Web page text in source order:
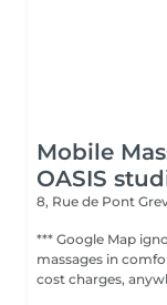
Mobile
OASIS
8, Rue de Pont
*** Google Map ignore Address !
massages in
cost charges,